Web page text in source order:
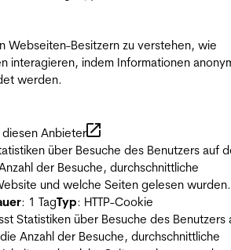
Webseiten-Besitzern zu verstehen, wie
interagieren, indem Informationen
werden.
diesen Anbieter
über Besuche des Benutzers auf
der Besuche, durchschnittliche
und welche Seiten gelesen wurden.
: 1 TagTyp: HTTP-Cookie
Statistiken über Besuche des Benutzers
Anzahl der Besuche, durchschnittliche